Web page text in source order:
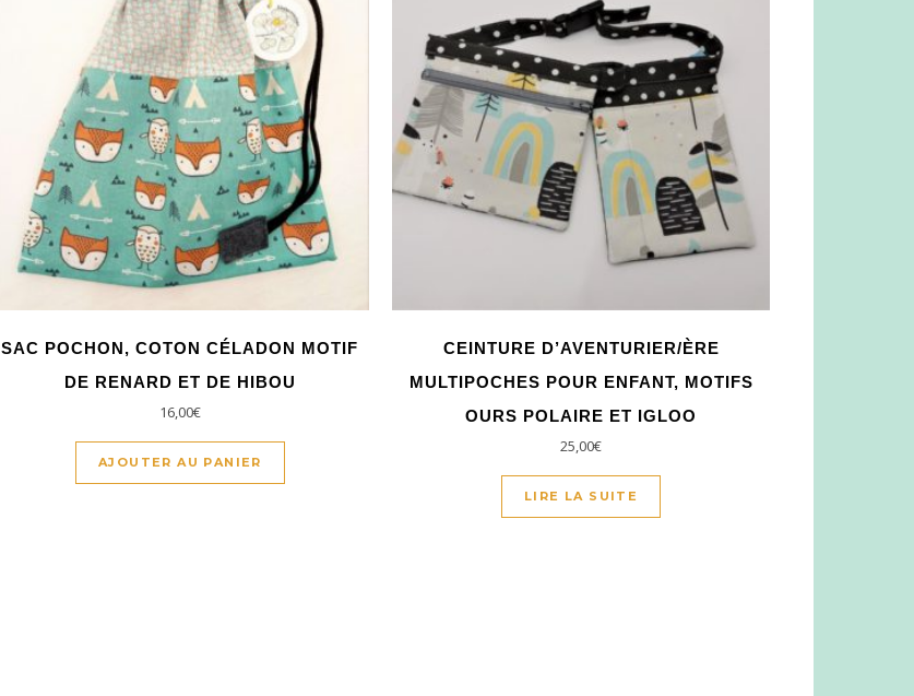
SAC POCHON, COTON CÉLADON MOTIF
DE RENARD ET DE HIBOU
16,00€
AJOUTER AU PANIER
CEINTURE D’AVENTURIER/ÈRE
MULTIPOCHES POUR ENFANT, MOTIFS
OURS POLAIRE ET IGLOO
25,00€
LIRE LA SUITE